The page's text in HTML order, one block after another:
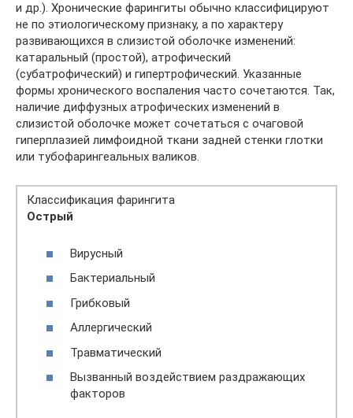
и др.). Хронические фарингиты обычно классифицируют
не по этиологическому признаку, а по характеру
развивающихся в слизистой оболочке изменений:
катаральный (простой), атрофический
(субатрофический) и гипертрофический. Указанные
формы хронического воспаления часто сочетаются. Так,
наличие диффузных атрофических изменений в
слизистой оболочке может сочетаться с очаговой
гиперплазией лимфоидной ткани задней стенки глотки
или тубофарингеальных валиков.
Классификация фарингита
Острый
Вирусный
Бактериальный
Грибковый
Аллергический
Травматический
Вызванный воздействием раздражающих
факторов